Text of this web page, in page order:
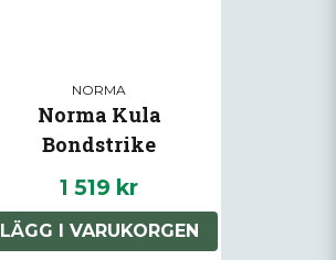
NORMA
Norma Kula
Bondstrike
1 519 kr
LÄGG I VARUKORGEN